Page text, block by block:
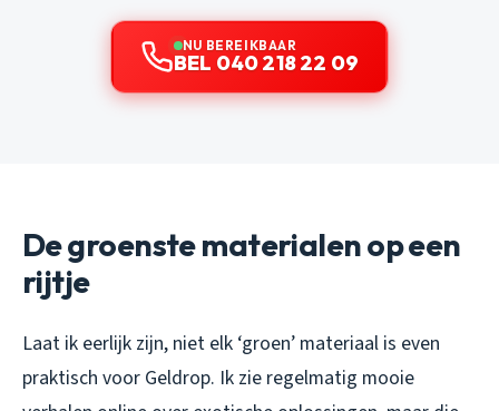
NU BEREIKBAAR
BEL 040 218 22 09
De groenste materialen op een
rijtje
Laat ik eerlijk zijn, niet elk ‘groen’ materiaal is even
praktisch voor Geldrop. Ik zie regelmatig mooie